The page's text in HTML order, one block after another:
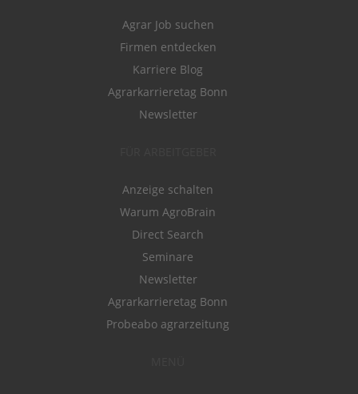
Agrar Job suchen
Firmen entdecken
Karriere Blog
Agrarkarrieretag Bonn
Newsletter
Anzeige schalten
Warum AgroBrain
Direct Search
Seminare
Newsletter
Agrarkarrieretag Bonn
Probeabo agrarzeitung